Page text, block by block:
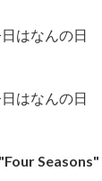
はなんの日
はなんの日